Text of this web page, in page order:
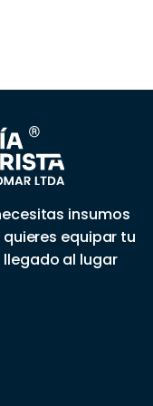
insumos
equipar tu
llegado al lugar